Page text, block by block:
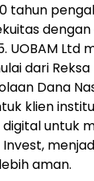
tahun
dengan
. UOBAM Ltd
dari Reksa
Dana
klien
untuk
Invest,
aman.